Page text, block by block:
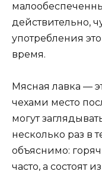
действительно,
употребления
время.
Мясная лавка —
чехами место
могут
несколько раз в
объяснимо:
часто, а состоят